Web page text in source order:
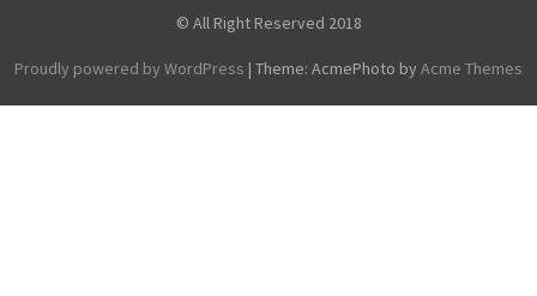
© All Right Reserved 2018
Proudly powered by WordPress | Theme: AcmePhoto by Acme Themes